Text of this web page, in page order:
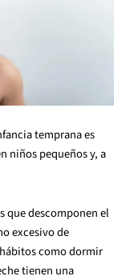
temprana es
niños pequeños y, a
que descomponen el
excesivo de
como dormir
tienen una